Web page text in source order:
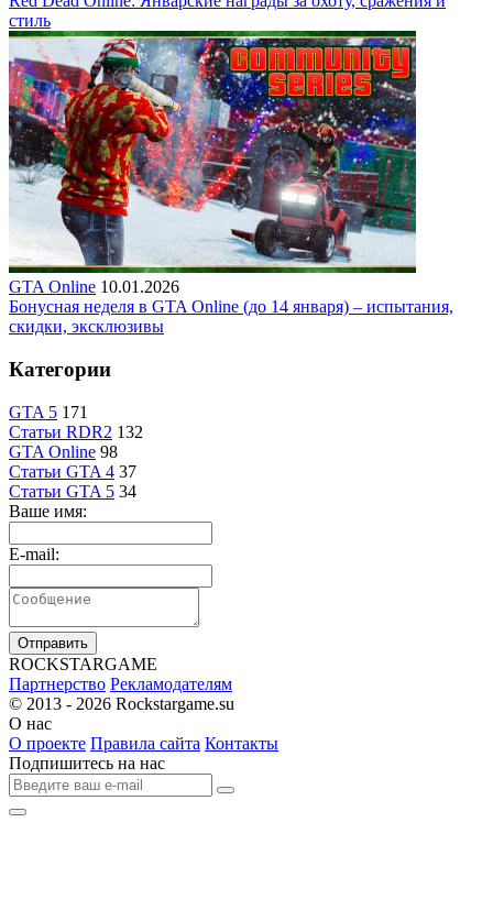
стиль
GTA Online 10.01.2026
Бонусная неделя в GTA Online (до 14 января) – испытания,
скидки, эксклюзивы
Категории
GTA 5 171
Статьи RDR2 132
GTA Online 98
Статьи GTA 4 37
Статьи GTA 5 34
Ваше имя:
E-mail:
Отправить
ROCKSTARGAME
Партнерство Рекламодателям
© 2013 - 2026 Rockstargame.su
О нас
О проекте Правила сайта Контакты
Подпишитесь на нас